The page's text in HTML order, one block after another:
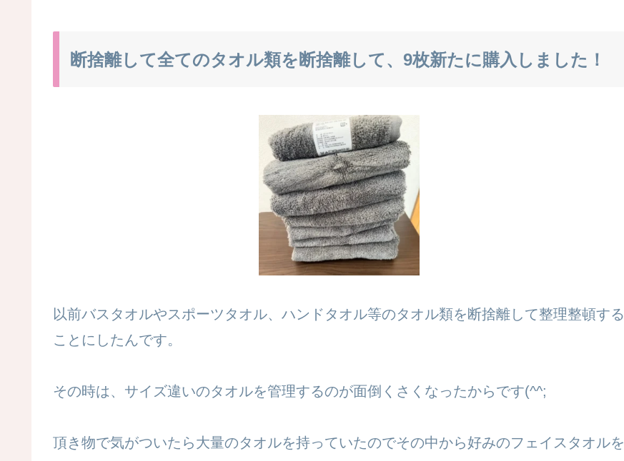
断捨離して全てのタオル類を断捨離して、9枚新たに購入しました！
以前バスタオルやスポーツタオル、ハンドタオル等のタオル類を断捨離して整理整頓する
ことにしたんです。
その時は、サイズ違いのタオルを管理するのが面倒くさくなったからです(^^;
頂き物で気がついたら大量のタオルを持っていたのでその中から好みのフェイスタオルを